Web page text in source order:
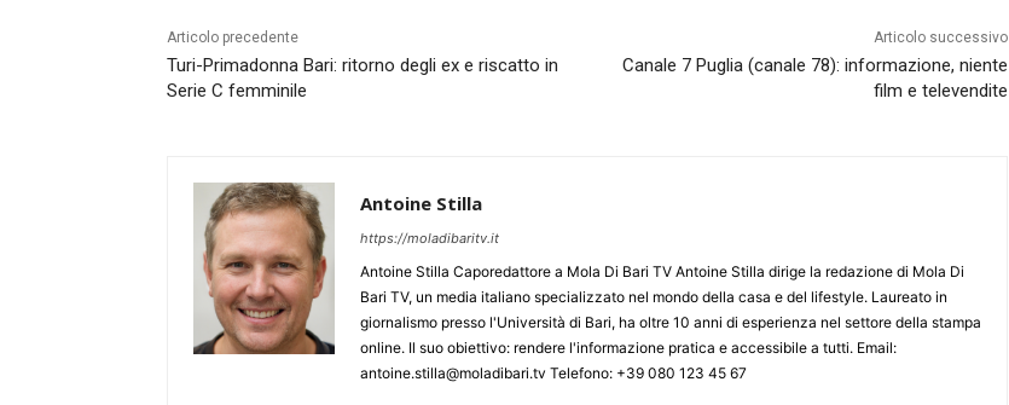
Articolo precedente
Turi-Primadonna Bari: ritorno degli ex e riscatto in
Serie C femminile
Articolo successivo
Canale 7 Puglia (canale 78): informazione, niente
film e televendite
Antoine Stilla
https://moladibaritv.it
Antoine Stilla Caporedattore a Mola Di Bari TV Antoine Stilla dirige la redazione di Mola Di
Bari TV, un media italiano specializzato nel mondo della casa e del lifestyle. Laureato in
giornalismo presso l'Università di Bari, ha oltre 10 anni di esperienza nel settore della stampa
online. Il suo obiettivo: rendere l'informazione pratica e accessibile a tutti. Email:
antoine.stilla@moladibari.tv Telefono: +39 080 123 45 67